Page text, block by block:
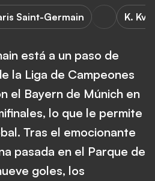
Saint-Germain K.
está a un paso de
la Liga de Campeones
el Bayern de Múnich en
lo que le permite
Tras el emocionante
pasada en el Parque de
goles, los